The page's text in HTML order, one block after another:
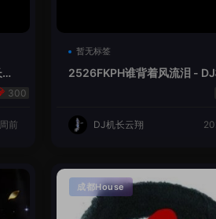
✈️
300
前
暂无标签
2526FKPH谁背着风流泪 -
DJ机长云翔
成都House